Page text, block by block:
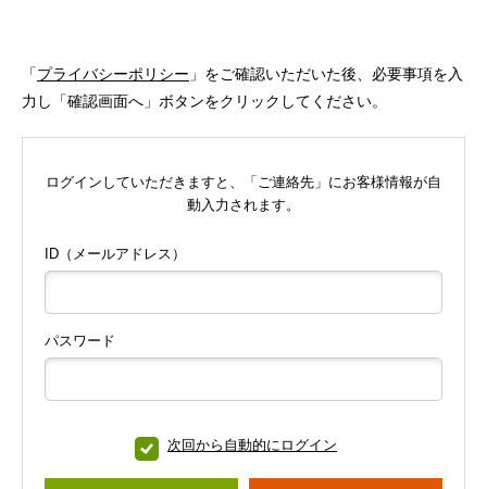
「プライバシーポリシー 」をご確認いただいた後、必要事項を入
力し「確認画面へ」ボタンをクリックしてください。
ログインしていただきますと、「ご連絡先」にお客様情報が自
動入力されます。
ID（メールアドレス）
パスワード
次回から自動的にログイン